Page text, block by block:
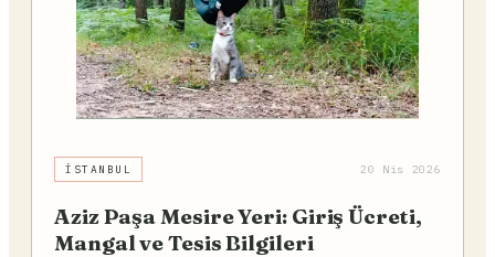
İSTANBUL 20 Nis 2026
Aziz Paşa Mesire Yeri: Giriş Ücreti,
Mangal ve Tesis Bilgileri